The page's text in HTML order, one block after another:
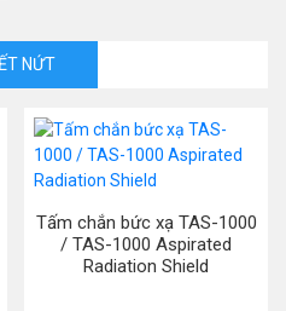
NỨT
Tấm chắn bức xạ TAS-1000
/ TAS-1000 Aspirated
Radiation Shield